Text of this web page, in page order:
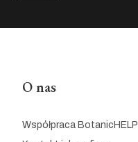
Linki w stopce
O nas
Współpraca BotanicHELP